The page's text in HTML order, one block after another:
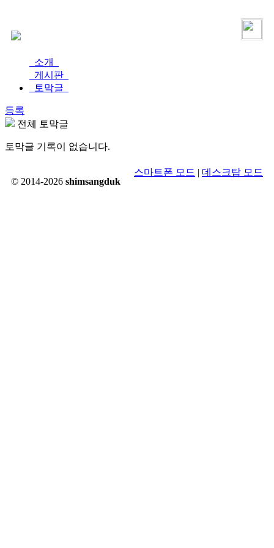
소개
게시판
토막글
등록
전체 토막글
토막글 기록이 없습니다.
© 2014-2026 shimsangduk
스마트폰 모드 | 데스크탑 모드